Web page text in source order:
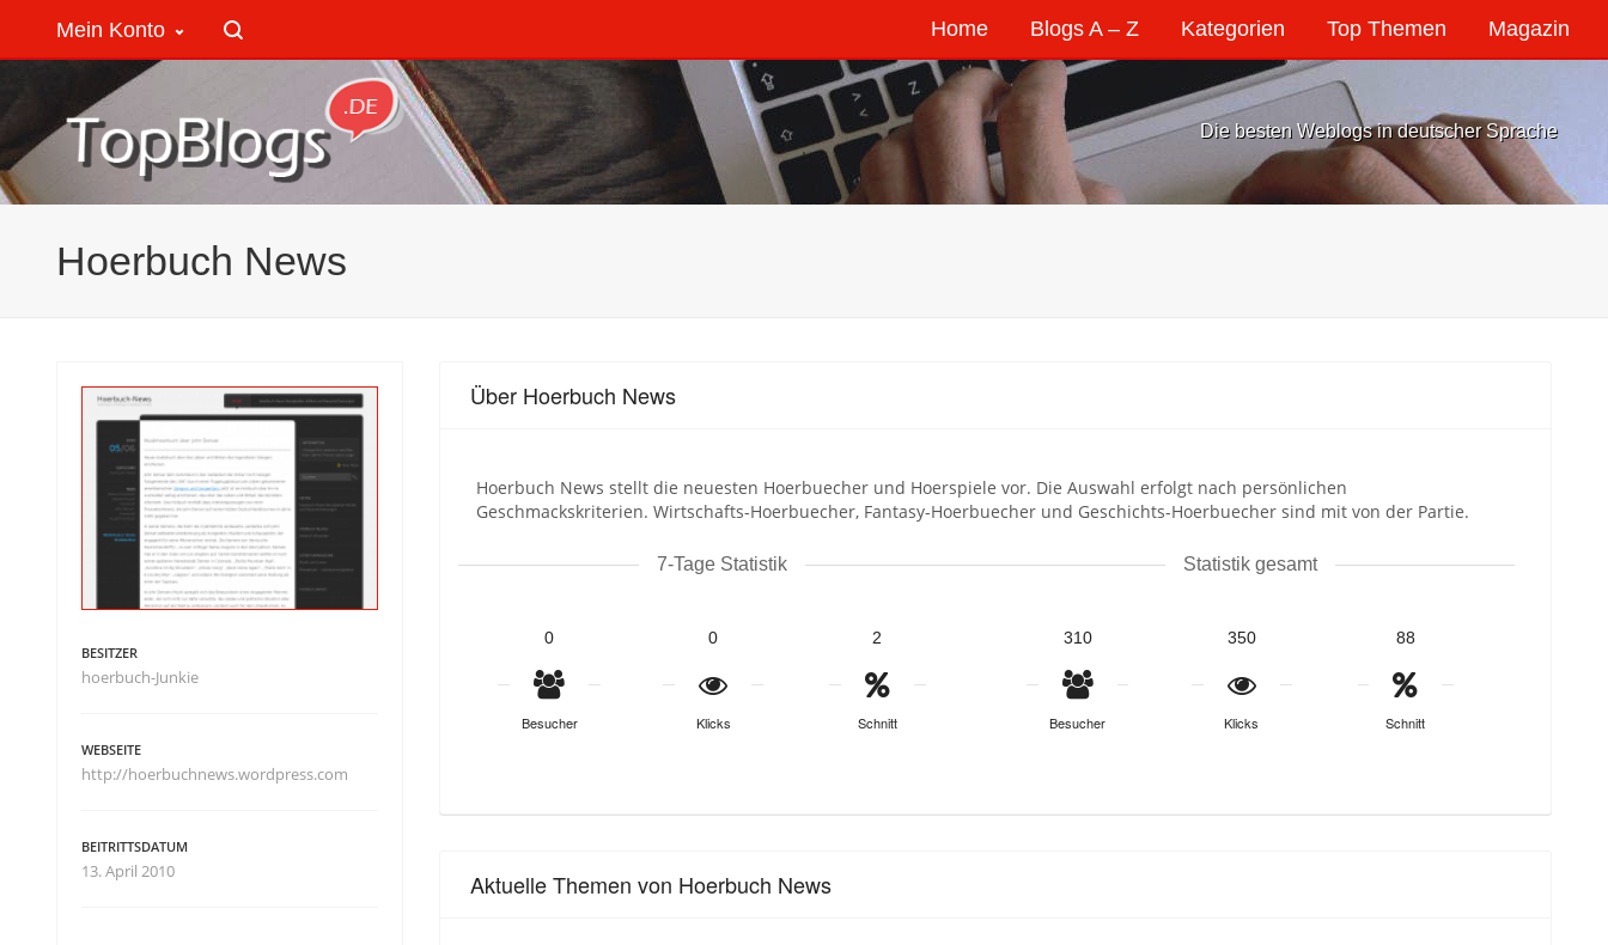
Home Blogs A – Z Kategorien Top Themen Magazin
Mein Konto
Die besten Weblogs in deutscher Sprache
Hoerbuch News
Über Hoerbuch News
Hoerbuch News stellt die neuesten Hoerbuecher und Hoerspiele vor. Die Auswahl erfolgt nach persönlichen
Geschmackskriterien. Wirtschafts-Hoerbuecher, Fantasy-Hoerbuecher und Geschichts-Hoerbuecher sind mit von der Partie.
7-Tage Statistik
0
Besucher
0
Klicks
2
Schnitt
Statistik gesamt
310
Besucher
350
Klicks
88
Schnitt
Aktuelle Themen von Hoerbuch News
BESITZER
hoerbuch-Junkie
WEBSEITE
http://hoerbuchnews.wordpress.com
BEITRITTSDATUM
13. April 2010